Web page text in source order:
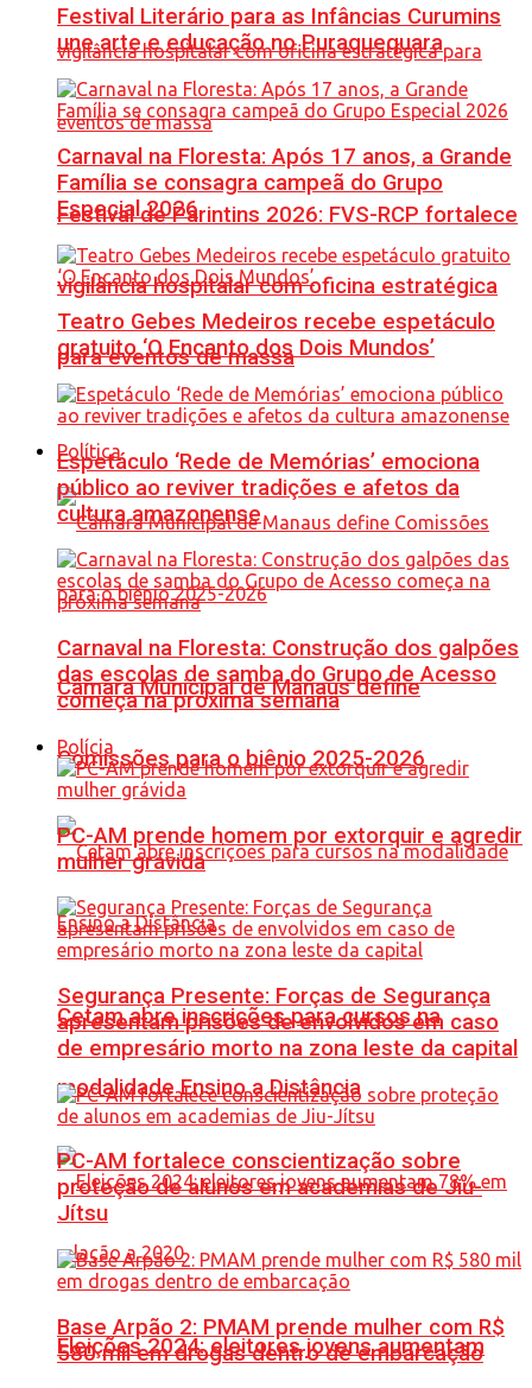
Festival de Parintins 2026: FVS-RCP fortalece
vigilância hospitalar com oficina estratégica
para eventos de massa
Política
Câmara Municipal de Manaus define
Comissões para o biênio 2025-2026
Cetam abre inscrições para cursos na
modalidade Ensino a Distância
Eleições 2024: eleitores jovens aumentam
Festival Literário para as Infâncias Curumins
une arte e educação no Puraquequara
Carnaval na Floresta: Após 17 anos, a Grande
Família se consagra campeã do Grupo
Especial 2026
Teatro Gebes Medeiros recebe espetáculo
gratuito ‘O Encanto dos Dois Mundos’
Espetáculo ‘Rede de Memórias’ emociona
público ao reviver tradições e afetos da
cultura amazonense
Carnaval na Floresta: Construção dos galpões
das escolas de samba do Grupo de Acesso
começa na próxima semana
Polícia
PC-AM prende homem por extorquir e agredir
mulher grávida
Segurança Presente: Forças de Segurança
apresentam prisões de envolvidos em caso
de empresário morto na zona leste da capital
PC-AM fortalece conscientização sobre
proteção de alunos em academias de Jiu-
Jítsu
Base Arpão 2: PMAM prende mulher com R$
580 mil em drogas dentro de embarcação